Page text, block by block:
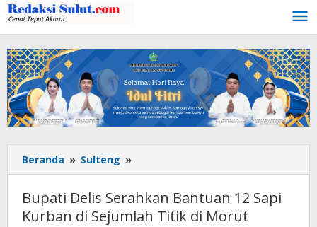
Lewati
ke
konten
Beranda » Sulteng »
Delis
Serahkan
Bantuan
12
Bupati Delis Serahkan Bantuan 12 Sapi
Kurban di Sejumlah Titik di Morut